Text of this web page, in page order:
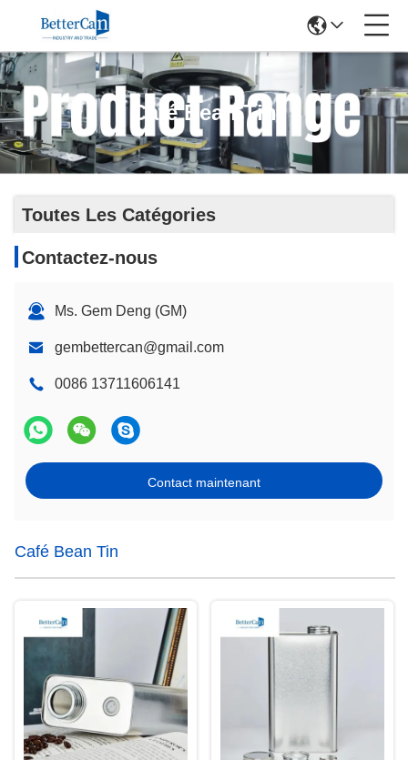
Café Bean Tin
Toutes Les Catégories
Contactez-nous
Ms. Gem Deng (GM)
gembettercan@gmail.com
0086 13711606141
Contact maintenant
Café Bean Tin